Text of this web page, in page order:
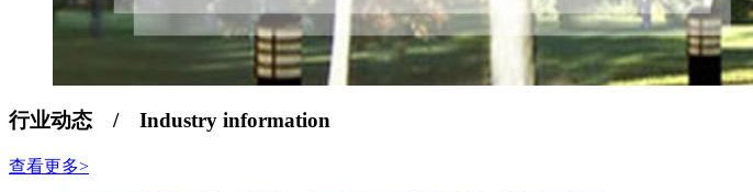
行业动态 / Industry information
查看更多>